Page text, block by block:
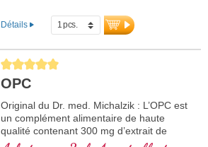
qualité ultrapure. 40 ans d'expertise en
nutriments vitaux et plus de 20 ans
Détails
Average rating of 5 out of 5 stars
OPC
Original du Dr. med. Michalzik : L’OPC est
un complément alimentaire de haute
qualité contenant 300 mg d’extrait de
pépins de raisin (Vitis vinifera) et 50 mg